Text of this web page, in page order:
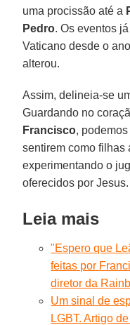
uma procissão até a
Pedro. Os eventos
Vaticano desde o
alterou.
Assim, delineia-se
Guardando no
Francisco,
sentirem como filhas
experimentando o
oferecidos por Jesus.
Leia mais
"Espero que
feitas por
diretor da
Um sinal de
LGBT. Artigo